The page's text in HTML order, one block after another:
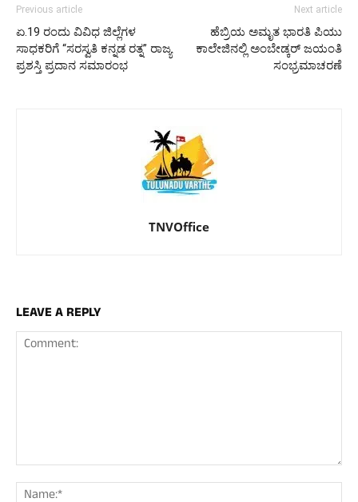
Previous article
ಏ.19 ರಂದು ವಿವಿಧ ಜಿಲ್ಲೆಗಳ
ಸಾಧಕರಿಗೆ “ಸರಸ್ವತಿ ಕನ್ನಡ ರತ್ನ” ರಾಜ್ಯ
ಪ್ರಶಸ್ತಿ ಪ್ರದಾನ ಸಮಾರಂಭ
Next article
ಹೆಬ್ರಿಯ ಅಮೃತ ಭಾರತಿ ಪಿಯು
ಕಾಲೇಜಿನಲ್ಲಿ ಅಂಬೇಡ್ಕರ್ ಜಯಂತಿ
ಸಂಭ್ರಮಾಚರಣೆ
TNVOffice
LEAVE A REPLY